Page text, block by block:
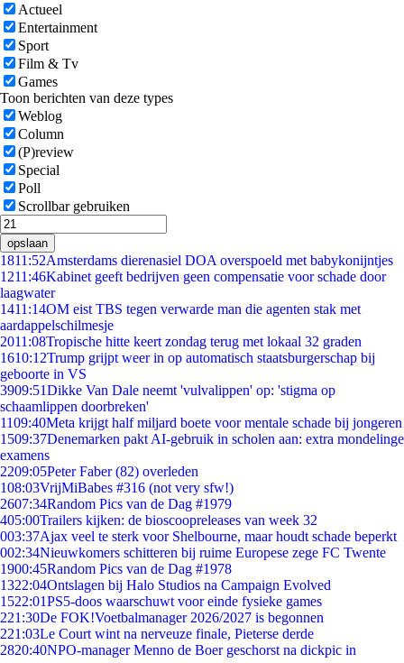
Actueel
Entertainment
Sport
Film & Tv
Games
Toon berichten van deze types
Weblog
Column
(P)review
Special
Poll
Scrollbar gebruiken
opslaan
1811:52Amsterdams dierenasiel DOA overspoeld met babykonijntjes
1211:46Kabinet geeft bedrijven geen compensatie voor schade door
laagwater
1411:14OM eist TBS tegen verwarde man die agenten stak met
aardappelschilmesje
2011:08Tropische hitte keert zondag terug met lokaal 32 graden
1610:12Trump grijpt weer in op automatisch staatsburgerschap bij
geboorte in VS
3909:51Dikke Van Dale neemt 'vulvalippen' op: 'stigma op
schaamlippen doorbreken'
1109:40Meta krijgt half miljard boete voor mentale schade bij jongeren
1509:37Denemarken pakt AI-gebruik in scholen aan: extra mondelinge
examens
2209:05Peter Faber (82) overleden
108:03VrijMiBabes #316 (not very sfw!)
2607:34Random Pics van de Dag #1979
405:00Trailers kijken: de bioscoopreleases van week 32
003:37Ajax veel te sterk voor Shelbourne, maar houdt schade beperkt
002:34Nieuwkomers schitteren bij ruime Europese zege FC Twente
1900:45Random Pics van de Dag #1978
1322:04Ontslagen bij Halo Studios na Campaign Evolved
1522:01PS5-doos waarschuwt voor einde fysieke games
221:30De FOK!Voetbalmanager 2026/2027 is begonnen
221:03Le Court wint na nerveuze finale, Pieterse derde
2820:40NPO-manager Menno de Boer geschorst na dickpic in